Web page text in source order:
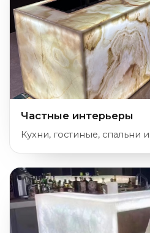
Частные интерьеры
Кухни, гостиные,